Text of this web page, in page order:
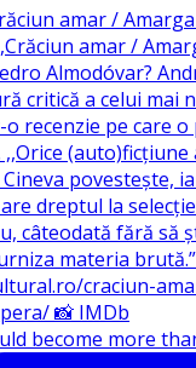
amar /
become more